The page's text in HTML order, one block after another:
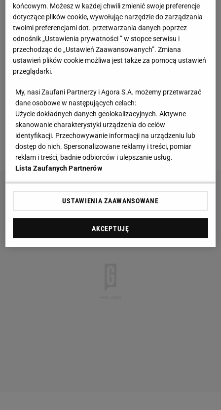
Naomi Osaka i jej niesamowite postępy
Talent Japonki objawił się w marcu ubiegłego roku.
W prestiżowej imprezie w Indian Wells okazała się
najlepsza, po drodze pokonując Marię Szarapową,
Agnieszkę Radwańską, Karolinę Pliskovą i Simonę
Halep. Jakby tego było mało, kilka dni później w 1.
rundzie turnieju w Miami Osaka rozbiła Serenę
Williams 6:3, 6:2. Z dalszej części zawodów na
Florydzie Azjatka musiała się wycofać z powodu
problemów żołądkowych.
końcowym. Możesz w każdej chwili zmienić swoje preferencje
dotyczące plików cookie, wywołując narzędzie do zarządzania
twoimi preferencjami dot. przetwarzania danych poprzez
odnośnik „Ustawienia prywatności ” w stopce serwisu i
przechodząc do „Ustawień Zaawansowanych”. Zmiana
ustawień plików cookie możliwa jest także za pomocą ustawień
przeglądarki.
My, nasi Zaufani Partnerzy i Agora S.A. możemy przetwarzać
dane osobowe w następujących celach:
Użycie dokładnych danych geolokalizacyjnych. Aktywne
skanowanie charakterystyki urządzenia do celów
identyfikacji. Przechowywanie informacji na urządzeniu lub
dostęp do nich. Spersonalizowane reklamy i treści, pomiar
reklam i treści, badnie odbiorców i ulepszanie usług.
Lista Zaufanych Partnerów
USTAWIENIA ZAAWANSOWANE
AKCEPTUJĘ